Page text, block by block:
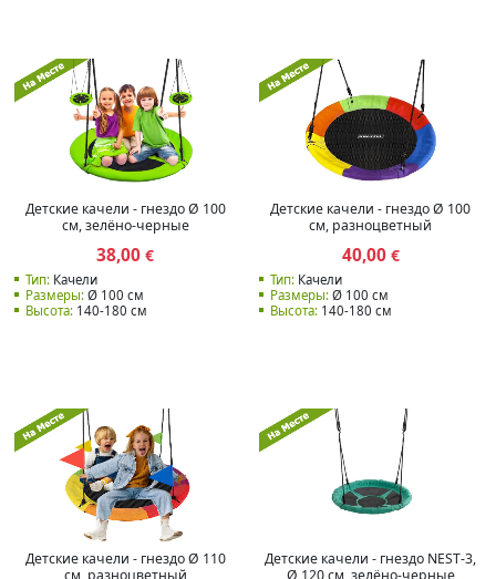
Детские качели - гнездо Ø 100
см, зелёно-черные
38,00 €
Тип:Качели
Размеры:Ø 100 см
Высота:140-180 см
Детские качели - гнездо Ø 100
см, разноцветный
40,00€
Тип: Качели
Размеры: Ø 100 см
Высота: 140-180 см
Детские качели - гнездо Ø 110
см, разноцветный
Детские качели - гнездо NEST-3,
Ø 120 см, зелёно-черные